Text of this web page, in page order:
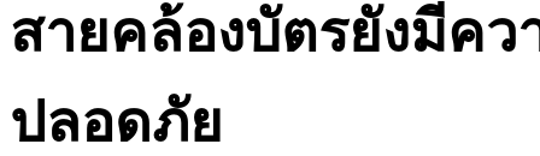
สายคล้องบัตรยังมีค
ปลอดภัย